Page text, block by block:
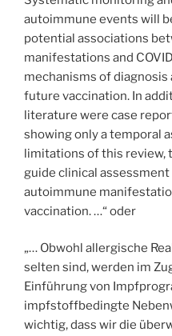
autoimmune events will
potential associations
manifestations and
mechanisms of
future vaccination. In
literature were case
showing only a temporal
limitations of this review,
guide clinical
autoimmune
vaccination. …“ oder
„… Obwohl allergische
selten sind, werden im
Einführung von
impfstoffbedingte
wichtig, dass wir die